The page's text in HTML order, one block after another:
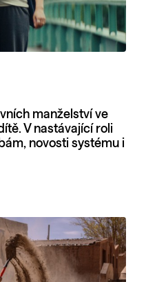
manželství ve
V nastávající roli
novosti systému i